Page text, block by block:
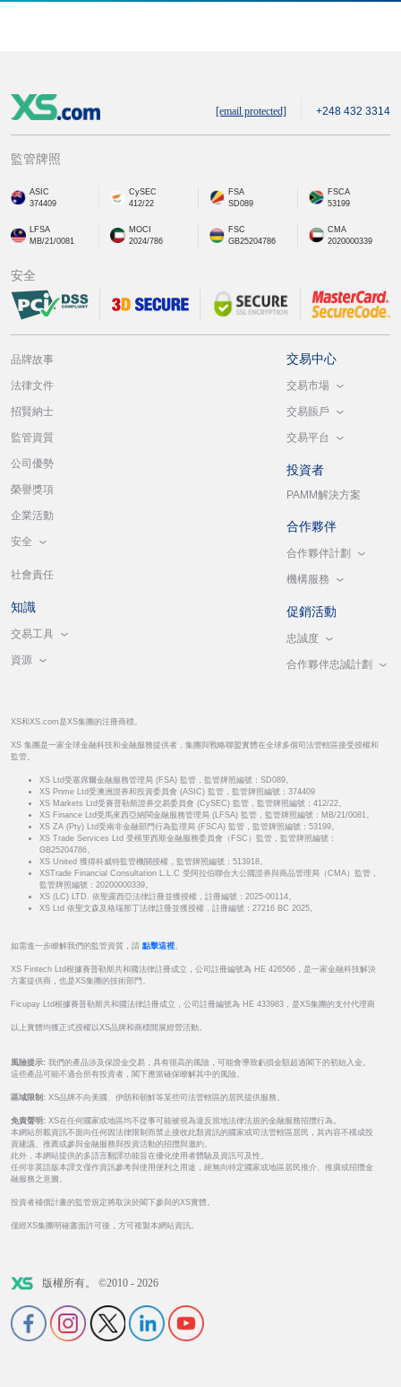
[email protected] +248 432 3314
監管牌照
ASIC
374409
CySEC
412/22
FSA
SD089
FSCA
53199
LFSA
MB/21/0081
MOCI
2024/786
FSC
GB25204786
CMA
2020000339
安全
品牌故事
法律文件
招賢納士
監管資質
公司優勢
榮譽獎項
企業活動
安全
社會責任
知識
交易工具
資源
交易中心
交易市場
交易賬戶
交易平台
投資者
PAMM解決方案
合作夥伴
合作夥伴計劃
機構服務
促銷活動
忠誠度
合作夥伴忠誠計劃
XS和XS.com是XS集團的注冊商標。
XS 集團是一家全球金融科技和金融服務提供者，集團與戰略聯盟實體在全球多個司法管轄區接受授權和
監管。
XS Ltd受塞席爾金融服務管理局 (FSA) 監管，監管牌照編號：SD089。
XS Prime Ltd受澳洲證券和投資委員會 (ASIC) 監管，監管牌照編號：374409
XS Markets Ltd受賽普勒斯證券交易委員會 (CySEC) 監管，監管牌照編號：412/22。
XS Finance Ltd受馬來西亞納閩金融服務管理局 (LFSA) 監管，監管牌照編號：MB/21/0081。
XS ZA (Pty) Ltd受南非金融部門行為監理局 (FSCA) 監管，監管牌照編號：53199。
XS Trade Services Ltd 受模里西斯金融服務委員會（FSC）監管，監管牌照編號：
GB25204786。
XS United 獲得科威特監管機關授權，監管牌照編號：513918。
XSTrade Financial Consultation L.L.C 受阿拉伯聯合大公國證券與商品管理局（CMA）監管，
監管牌照編號：20200000339。
XS (LC) LTD. 依聖露西亞法律註冊並獲授權，註冊編號：2025-00114。
XS Ltd 依聖文森及格瑞那丁法律註冊並獲授權，註冊編號：27216 BC 2025。
如需進一步瞭解我們的監管資質，請 點擊這裡。
XS Fintech Ltd根據賽普勒斯共和國法律註冊成立，公司註冊編號為 HE 426566，是一家金融科技解決
方案提供商，也是XS集團的技術部門。
Ficupay Ltd根據賽普勒斯共和國法律註冊成立，公司註冊編號為 HE 433983，是XS集團的支付代理商
以上實體均獲正式授權以XS品牌和商標開展經營活動。
風險提示: 我們的產品涉及保證金交易，具有很高的風險，可能會導致虧損金額超過閣下的初始入金。
這些產品可能不適合所有投資者，閣下應當確保瞭解其中的風險。
區域限制: XS品牌不向美國、伊朗和朝鮮等某些司法管轄區的居民提供服務。
免責聲明: XS在任何國家或地區均不從事可能被視為違反當地法律法規的金融服務招攬行為。
本網站所載資訊不面向任何因法律限制而禁止接收此類資訊的國家或司法管轄區居民，其內容不構成投
資建議、推薦或參與金融服務與投資活動的招攬與邀約。
此外，本網站提供的多語言翻譯功能旨在優化使用者體驗及資訊可及性。
任何非英語版本譯文僅作資訊參考與使用便利之用途，絕無向特定國家或地區居民推介、推廣或招攬金
融服務之意圖。
投資者補償計畫的監管規定將取決於閣下參與的XS實體。
僅經XS集團明確書面許可後，方可複製本網站資訊。
版權所有。 ©2010 - 2026